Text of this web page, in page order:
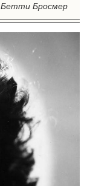
Бетти Бросмер